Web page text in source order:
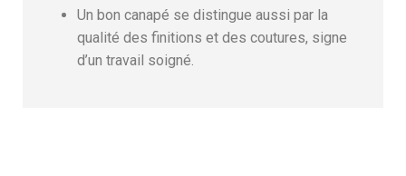
Un bon canapé se distingue aussi par la
qualité des finitions et des coutures, signe
d’un travail soigné.